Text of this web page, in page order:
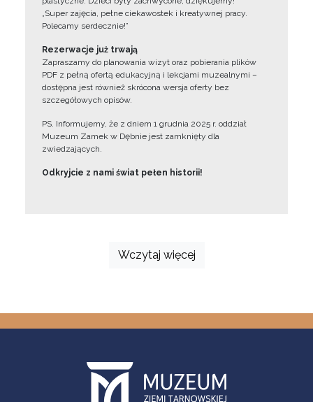
„Super zajęcia, pełne ciekawostek i kreatywnej pracy.
Polecamy serdecznie!”
Rezerwacje już trwają
Zapraszamy do planowania wizyt oraz pobierania plików
PDF z pełną ofertą edukacyjną i lekcjami muzealnymi –
dostępna jest również skrócona wersja oferty bez
szczegółowych opisów.
PS. Informujemy, że z dniem 1 grudnia 2025 r. oddział
Muzeum Zamek w Dębnie jest zamknięty dla
zwiedzających.
Odkryjcie z nami świat pełen historii!
Wczytaj więcej